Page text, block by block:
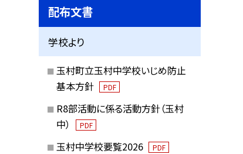
配布文書
学校より
玉村町立玉村中学校いじめ防止
基本方針
PDF
R8部活動に係る活動方針（玉村
中）
PDF
玉村中学校要覧2026 PDF